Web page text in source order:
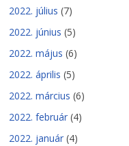
2022. július (7)
2022. június (5)
2022. május (6)
2022. április (5)
2022. március (6)
2022. február (4)
2022. január (4)